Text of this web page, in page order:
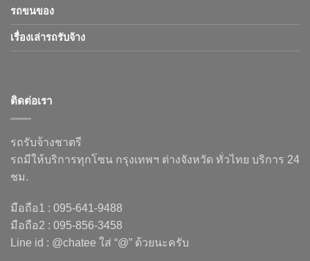
รถขนของ
เรื่องเล่ารถรับจ้าง
ติดต่อเรา
รถรับจ้างชาตรี
รถมีให้บริการทุกโซน กรุงเทพฯ ต่างจังหวัด ทั่วไทย บริการ 24
ชม.
มือถือ1 : 095-641-9488
มือถือ2 : 095-856-3458
Line id : @chatee ใส่ “@” ด้วยนะครับ